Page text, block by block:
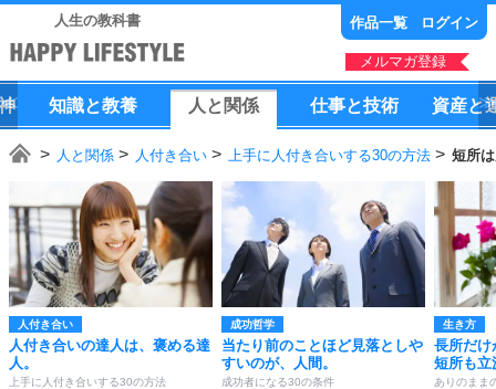
人生の教科書 作品一覧 ログイン
メルマガ登録
知識と教養 人 と 関係 仕事と技術 資産と
人と関係 人付き合い 上手に人付き合いする30の方法 短所
人付き合い
人付き合いの達人は、褒める達
人。
上手に人付き合いする30の方法
成功哲学
当たり前のことほど見落としや
すいのが、人間。
成功者になる30の条件
生き方
長所だけ
短所も立
ありのまま